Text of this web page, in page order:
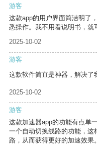
游客
这款app的用户界面简洁明了
悉操作。我不用看说明书，就
2025-10-02
游客
这款软件简直是神器，解决了
2025-10-02
游客
这款加速器app的功能有点单
一个自动切换线路的功能，
路，从而获得更好的加速效果。